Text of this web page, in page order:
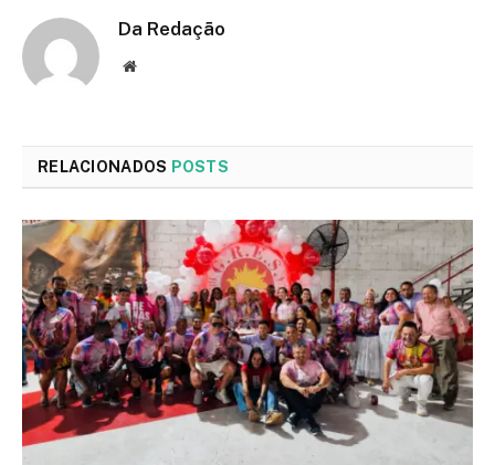
Da Redação
Site
RELACIONADOS POSTS